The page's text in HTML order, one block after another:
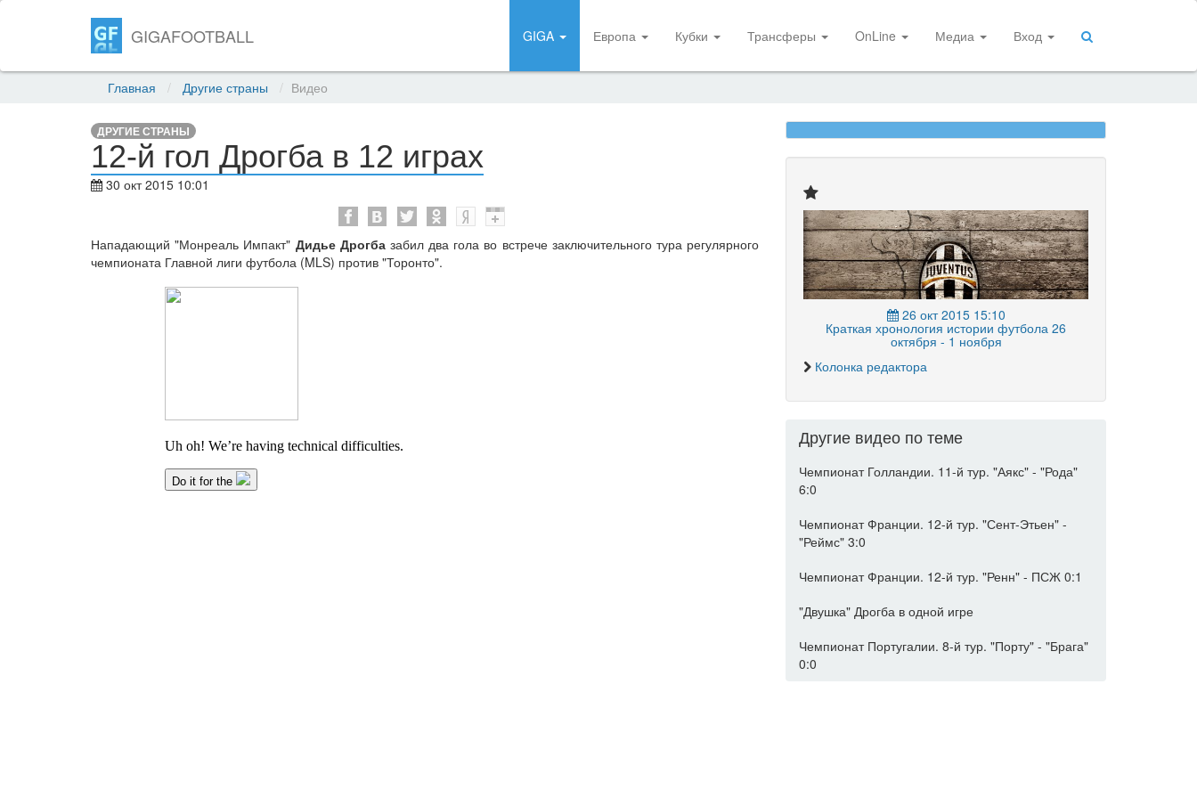
GIGAFOOTBALL GIGA Европа Кубки Трансферы OnLine Медиа Вход
Главная Другие страны Видео
ДРУГИЕ СТРАНЫ
12-й гол Дрогба в 12 играх
30 окт 2015 10:01
Нападающий "Монреаль Импакт" Дидье Дрогбазабил два гола во встрече заключительного тура регулярного
чемпионата Главной лиги футбола (MLS) против "Торонто".
26 окт 2015 15:10
Краткая хронология истории футбола 26
октября - 1 ноября
Колонка редактора
Другие видео по теме
Чемпионат Голландии. 11-й тур. "Аякс" - "Рода"
6:0
Чемпионат Франции. 12-й тур. "Сент-Этьен" -
"Реймс" 3:0
Чемпионат Франции. 12-й тур. "Ренн" - ПСЖ 0:1
"Двушка" Дрогба в одной игре
Чемпионат Португалии. 8-й тур. "Порту" - "Брага"
0:0